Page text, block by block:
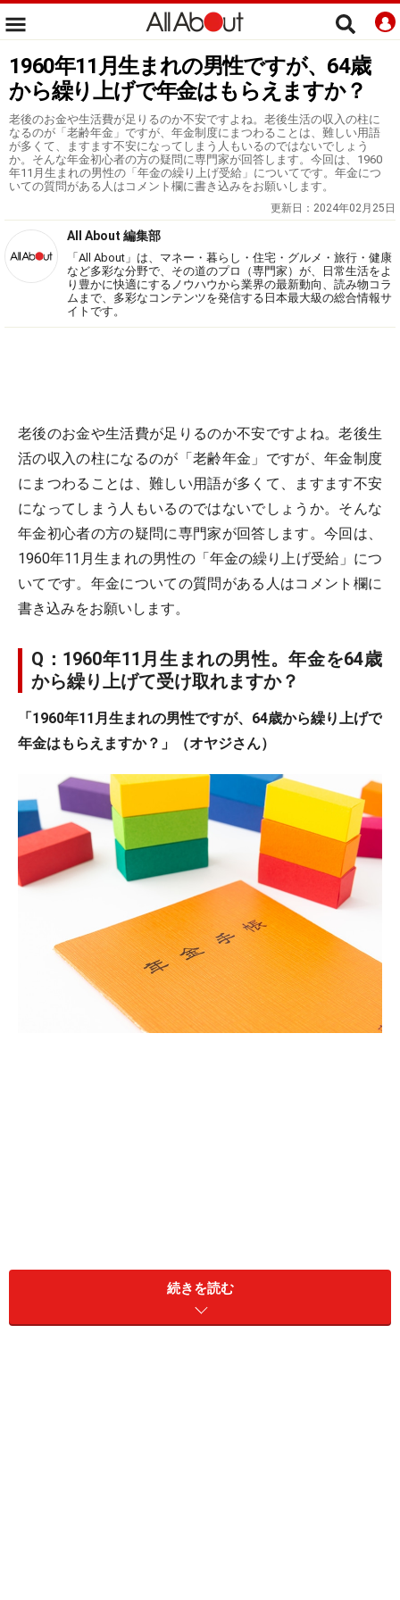
1960年11月生まれの男性ですが、64歳
から繰り上げで年金はもらえますか？
老後のお金や生活費が足りるのか不安ですよね。老後生活の収入の柱に
なるのが「老齢年金」ですが、年金制度にまつわることは、難しい用語
が多くて、ますます不安になってしまう人もいるのではないでしょう
か。そんな年金初心者の方の疑問に専門家が回答します。今回は、1960
年11月生まれの男性の「年金の繰り上げ受給」についてです。年金につ
いての質問がある人はコメント欄に書き込みをお願いします。
更新日： 2024年02月25日
All About 編集部
「All About」は、マネー・暮らし・住宅・グルメ・旅行・健康
など多彩な分野で、その道のプロ（専門家）が、日常生活をよ
り豊かに快適にするノウハウから業界の最新動向、読み物コラ
ムまで、多彩なコンテンツを発信する日本最大級の総合情報サ
イトです。
老後のお金や生活費が足りるのか不安ですよね。老後生
活の収入の柱になるのが「老齢年金」ですが、年金制度
にまつわることは、難しい用語が多くて、ますます不安
になってしまう人もいるのではないでしょうか。そんな
年金初心者の方の疑問に専門家が回答します。今回は、
1960年11月生まれの男性の「年金の繰り上げ受給」につ
いてです。年金についての質問がある人はコメント欄に
書き込みをお願いします。
Q：1960年11月生まれの男性。年金を64歳
から繰り上げて受け取れますか？
「1960年11月生まれの男性ですが、64歳から繰り上げで
年金はもらえますか？」（オヤジさん）
1960年11月生まれの男性。年金を64歳から繰り上げ受給で
続きを読む